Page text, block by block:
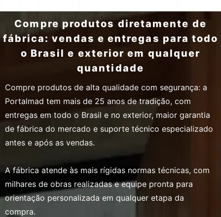
Compre produtos diretamente de
fábrica: vendas e entregas para todo
o Brasil e exterior em qualquer
quantidade
Compre produtos de alta qualidade com segurança: a
Portalmad tem mais de 25 anos de tradição, com
entregas em todo o Brasil e no exterior, maior garantia
de fábrica do mercado e suporte técnico especializado
antes e após as vendas.
A fábrica atende às mais rígidas normas técnicas, com
milhares de obras realizadas e equipe pronta para
orientação personalizada em qualquer etapa da
compra.